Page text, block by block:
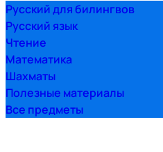
Русский для билингвов
Русский язык
Чтение
Математика
Шахматы
Полезные материалы
Все предметы